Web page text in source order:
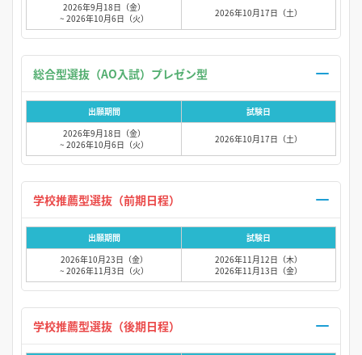
2026年9月18日（金）
~ 2026年10月6日（火）
2026年10月17日（土）
出願期間
試験日
2026年9月18日（金）
~ 2026年10月6日（火）
2026年10月17日（土）
出願期間
試験日
2026年10月23日（金）
~ 2026年11月3日（火）
2026年11月12日（木）
2026年11月13日（金）